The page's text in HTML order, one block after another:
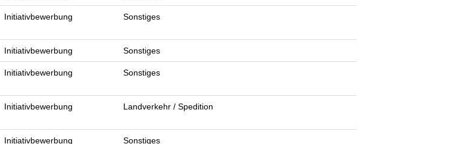
Initiativbewerbung Sonstiges
Initiativbewerbung Sonstiges
Initiativbewerbung Sonstiges
Initiativbewerbung Landverkehr / Spedition
Initiativbewerbung Sonstiges